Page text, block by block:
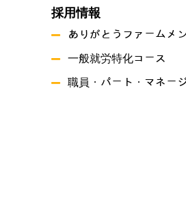
採用情報
ありがとうファームメ
一般就労特化コース
職員・パート・マネー